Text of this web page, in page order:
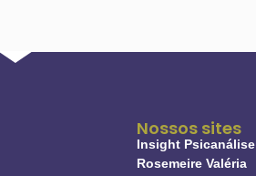
Nossos sites
Insight Psicanálise
Rosemeire Valéria